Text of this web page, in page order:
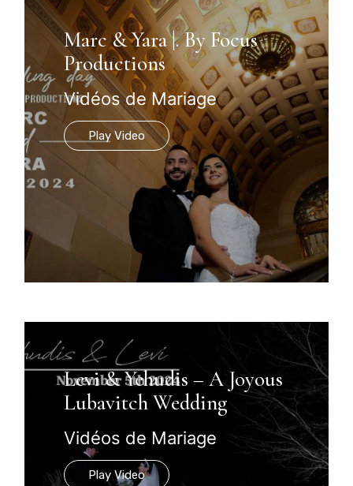
Marc & Yara |. By Focus
Productions
Vidéos de Mariage
Play Video
Levi & Yehudis – A Joyous
Lubavitch Wedding
Vidéos de Mariage
Play Video